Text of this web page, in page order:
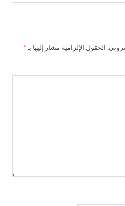
الحقول الإلزامية مشار إليها بـ *